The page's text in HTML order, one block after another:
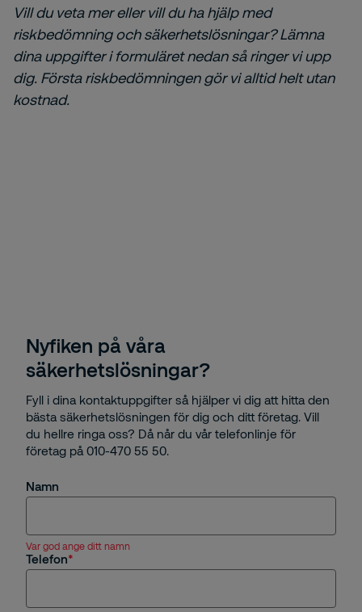
Vill du veta mer eller vill du ha hjälp med
riskbedömning och säkerhetslösningar? Lämna
dina uppgifter i formuläret nedan så ringer vi upp
dig. Första riskbedömningen gör vi alltid helt utan
kostnad.
Nyfiken på våra
säkerhetslösningar?
Fyll i dina kontaktuppgifter så hjälper vi dig att hitta den
bästa säkerhetslösningen för dig och ditt företag. Vill
du hellre ringa oss? Då når du vår telefonlinje för
företag på 010-470 55 50.
Namn
Var god ange ditt namn
Telefon